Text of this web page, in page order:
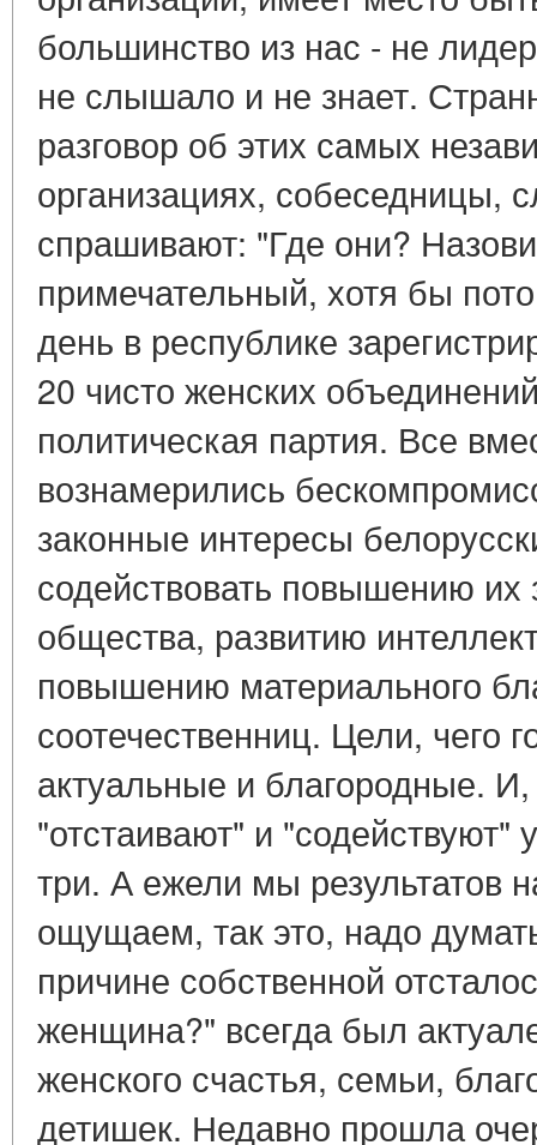
большинство из нас - не
не слышало и не знает.
разговор об этих самых
организациях, собеседницы,
спрашивают: "Где они?
примечательный, хотя бы
день в республике
20 чисто женских
политическая партия. Все
вознамерились
законные интересы
содействовать повышению их
общества, развитию
повышению материального
соотечественниц. Цели, чего
актуальные и благородные.
"отстаивают" и
три. А ежели мы результатов
ощущаем, так это, надо
причине собственной
женщина?" всегда был
женского счастья, семьи,
детишек. Недавно прошла